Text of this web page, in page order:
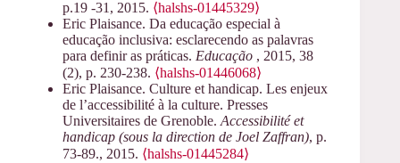
p.19 -31, 2015. ⟨halshs-01445329⟩
Eric Plaisance. Da educação especial à
educação inclusiva: esclarecendo as palavras
para definir as práticas. Educação , 2015, 38
(2), p. 230-238. ⟨halshs-01446068⟩
Eric Plaisance. Culture et handicap. Les enjeux
de l’accessibilité à la culture. Presses
Universitaires de Grenoble. Accessibilité et
handicap (sous la direction de Joel Zaffran), p.
73-89., 2015. ⟨halshs-01445284⟩